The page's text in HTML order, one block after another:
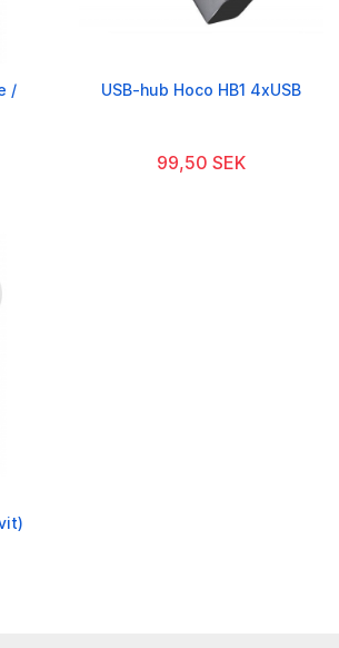
/
USB-hub Hoco HB1 4xUSB
99,50 SEK